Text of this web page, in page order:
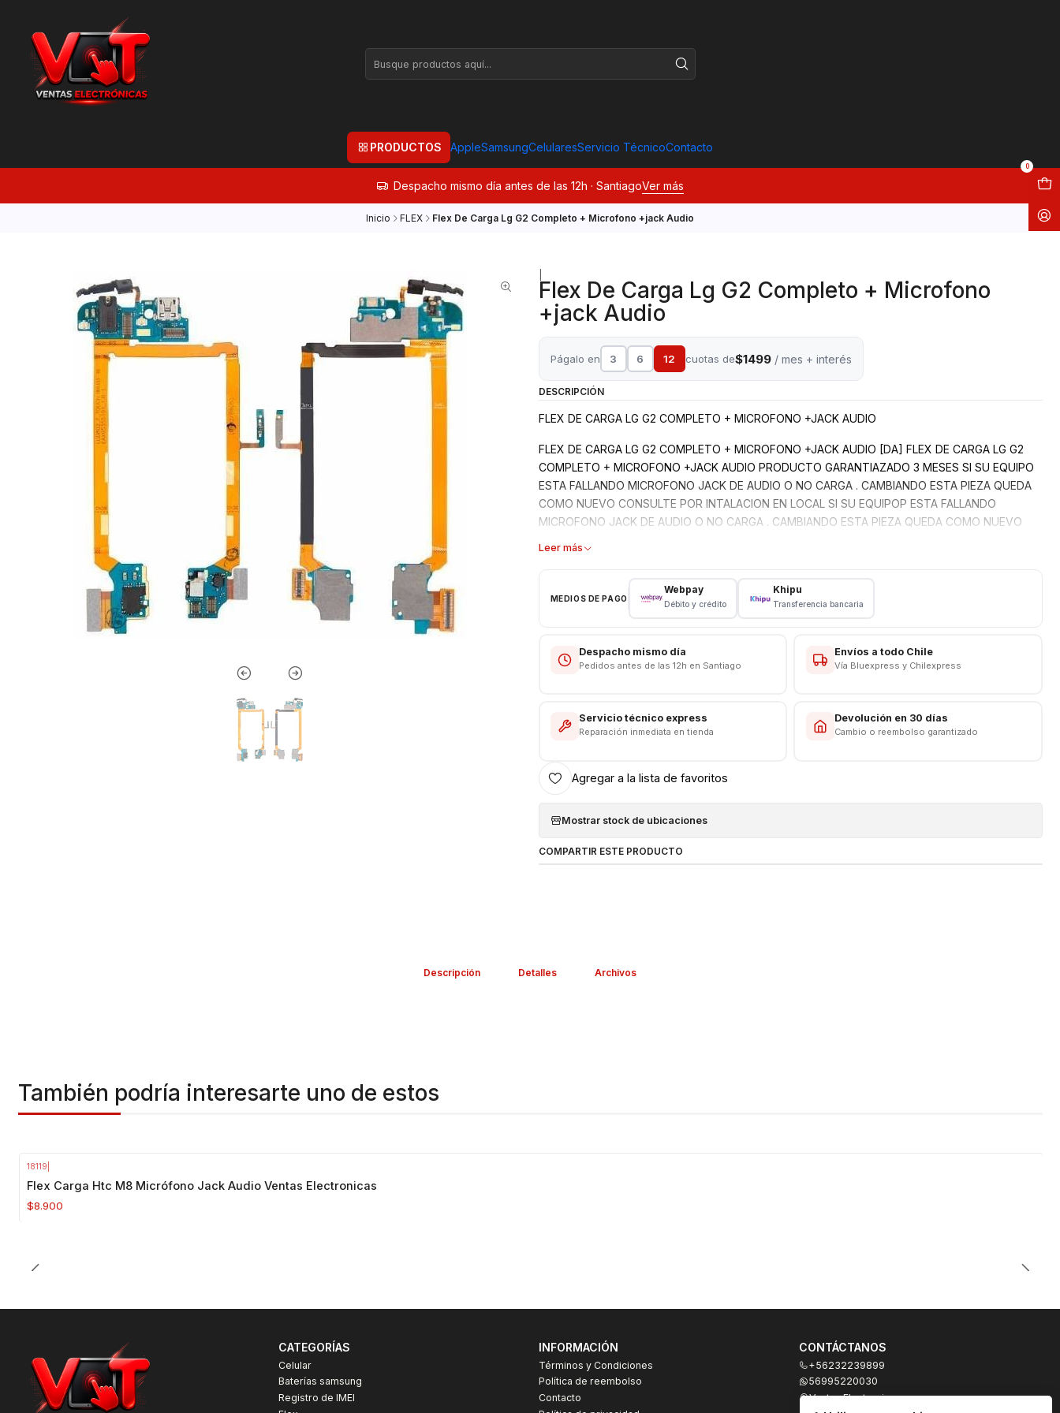
PRODUCTOS AppleSamsungCelularesServicio TécnicoContacto
0
Despacho mismo día antes de las 12h · SantiagoVer más
Inicio FLEX Flex De Carga Lg G2 Completo + Microfono +jack Audio
Flex De Carga Lg G2 Completo + Microfono
+jack Audio
Págalo en 3 6 12 cuotas de$1499/ mes + interés
DESCRIPCIÓN
FLEX DE CARGA LG G2 COMPLETO + MICROFONO +JACK AUDIO
FLEX DE CARGA LG G2 COMPLETO + MICROFONO +JACK AUDIO [DA] FLEX DE CARGA LG G2
COMPLETO + MICROFONO +JACK AUDIO PRODUCTO GARANTIAZADO 3 MESES SI SU EQUIPO
ESTA FALLANDO MICROFONO JACK DE AUDIO O NO CARGA . CAMBIANDO ESTA PIEZA QUEDA
COMO NUEVO CONSULTE POR INTALACION EN LOCAL SI SU EQUIPOP ESTA FALLANDO
MICROFONO JACK DE AUDIO O NO CARGA . CAMBIANDO ESTA PIEZA QUEDA COMO NUEVO
Leer más
MEDIOS DE PAGO
Webpay
Débito y crédito
Khipu
Transferencia bancaria
Despacho mismo día
Pedidos antes de las 12h en Santiago
Envíos a todo Chile
Vía Bluexpress y Chilexpress
Servicio técnico express
Reparación inmediata en tienda
Devolución en 30 días
Cambio o reembolso garantizado
Agregar a la lista de favoritos
Mostrar stock de ubicaciones
COMPARTIR ESTE PRODUCTO
Descripción Detalles Archivos
También podría interesarte uno de estos
18119
Flex Carga Htc M8 Micrófono Jack Audio Ventas Electronicas
$8.900
CATEGORÍAS
Celular
Baterías samsung
Registro de IMEI
INFORMACIÓN
Términos y Condiciones
Política de reembolso
Contacto
CONTÁCTANOS
+56232239899
56995220030
Ventas Electronicas
Moneda 973, local 327